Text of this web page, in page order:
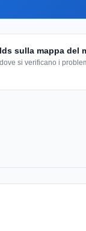
sulla mappa del
si verificano i